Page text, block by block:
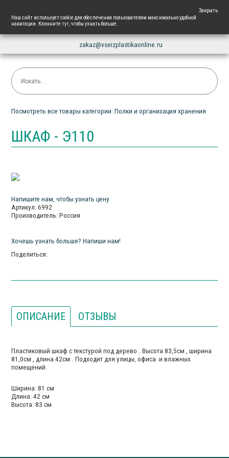
Закрыть
Наш сайт использует cookie для обеспечения пользователям максимально удобной
навигации. Кликнитетут, чтобы узнать больше.
zakaz@vseizplastikaonline.ru
Посмотреть все товары категории: Полки и организация хранения
ШКАФ - Э110
Напишите нам, чтобы узнать цену
Артикул: 6992
Производитель: Россия
Хочешь узнать больше? Напиши нам!
Поделиться:
ОПИСАНИЕ ОТЗЫВЫ
Пластиковый шкаф с текстурой под дерево . Высота 83,5см , ширина
81,0см , длина 42см . Подходит для улицы, офиса и влажных
помещений.
Ширина: 81 см
Длина: 42 см
Высота: 83 см